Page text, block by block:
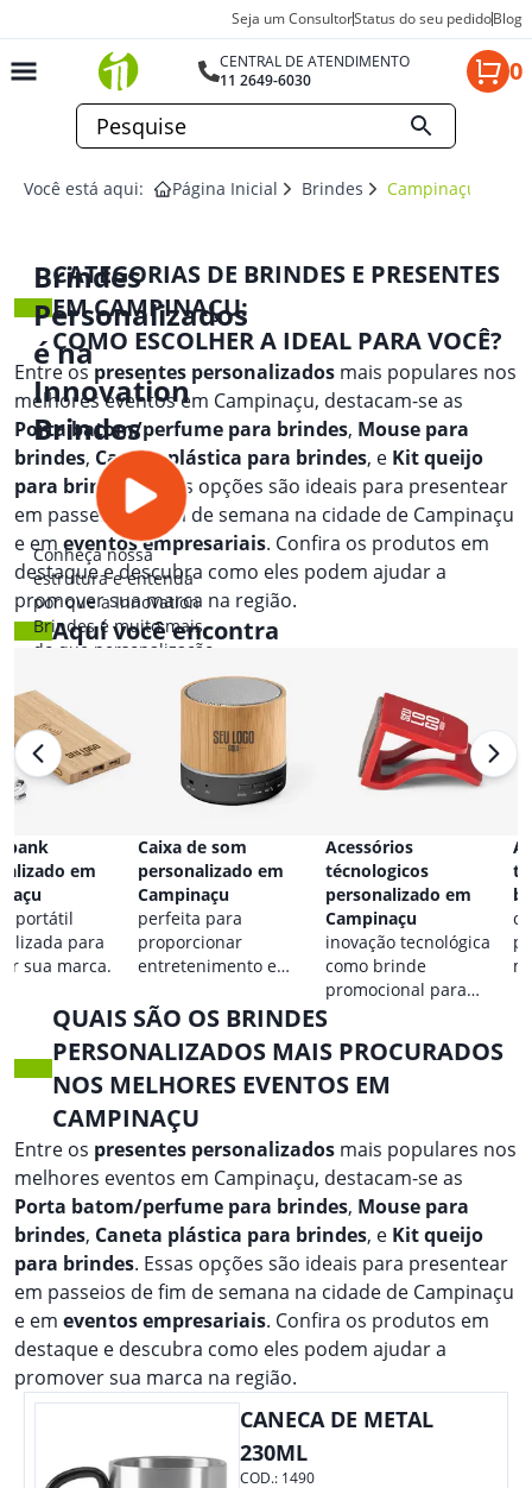
Seja um ConsultorStatus do seu pedidoBlog
CENTRAL DE ATENDIMENTO
11 2649-6030
0
Você está aqui: Página Inicial Brindes Campinaçu
Brindes
Personalizados
é na
Innovation
Brindes
Conheça nossa
estrutura e entenda
por que a Innovation
Brindes é muito mais
do que personalização.
CATEGORIAS DE BRINDES E PRESENTES
EM CAMPINAÇU:
COMO ESCOLHER A IDEAL PARA VOCÊ?
Entre ospresentes personalizados mais populares nos
melhores eventos em Campinaçu, destacam-se as
Porta batom/perfume para brindes, Mouse para
brindes, Caneta plástica para brindes, e Kit queijo
para brindes. Essas opções são ideais para presentear
em passeios de fim de semana na cidade de Campinaçu
e em eventos empresariais. Confira os produtos em
destaque e descubra como eles podem ajudar a
promover sua marca na região.
Aqui você encontra
bank
em
portátil
para
sua marca.
Caixa de som
personalizado em
Campinaçu
perfeita para
proporcionar
entretenimento e
qualquer ocasião.
Acessórios
técnologicos
personalizado em
Campinaçu
inovação tecnológica
como brinde
promocional para
eventos.
QUAIS SÃO OS BRINDES
PERSONALIZADOS MAIS PROCURADOS
NOS MELHORES EVENTOS EM
CAMPINAÇU
Entre os presentes personalizados mais populares nos
melhores eventos em Campinaçu, destacam-se as
Porta batom/perfume para brindes, Mouse para
brindes, Caneta plástica para brindes, e Kit queijo
para brindes. Essas opções são ideais para presentear
em passeios de fim de semana na cidade de Campinaçu
e em eventos empresariais. Confira os produtos em
destaque e descubra como eles podem ajudar a
promover sua marca na região.
CANECA DE METAL
230ML
COD.: 1490